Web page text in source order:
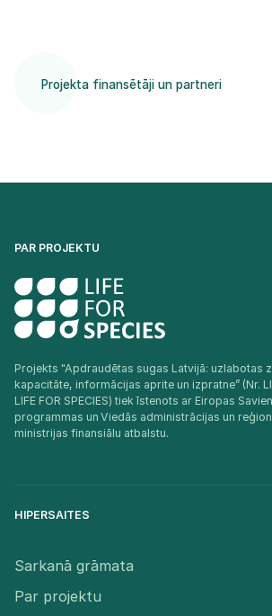
Projekta finansētāji un partneri
PAR PROJEKTU
Projekts "Apdraudētas sugas Latvijā: uzlabotas
kapacitāte, informācijas aprite un izpratne” (Nr.
LIFE FOR SPECIES) tiek īstenots ar Eiropas
programmas un Viedās administrācijas un
ministrijas finansiālu atbalstu.​
HIPERSAITES
Sarkanā grāmata
Par projektu